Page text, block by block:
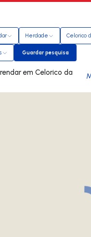
inicial
Herdade Celorico
Guardar pesquisa
Guardar pesquisa
da